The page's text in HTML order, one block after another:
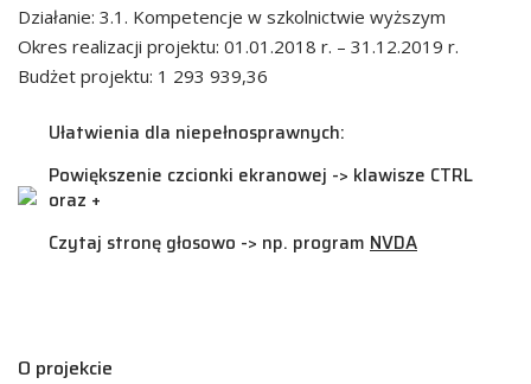
Działanie: 3.1. Kompetencje w szkolnictwie wyższym
Okres realizacji projektu: 01.01.2018 r. – 31.12.2019 r.
Budżet projektu: 1 293 939,36
Ułatwienia dla niepełnosprawnych:
Powiększenie czcionki ekranowej -> klawisze CTRL
oraz +
Czytaj stronę głosowo -> np. program NVDA
O projekcie